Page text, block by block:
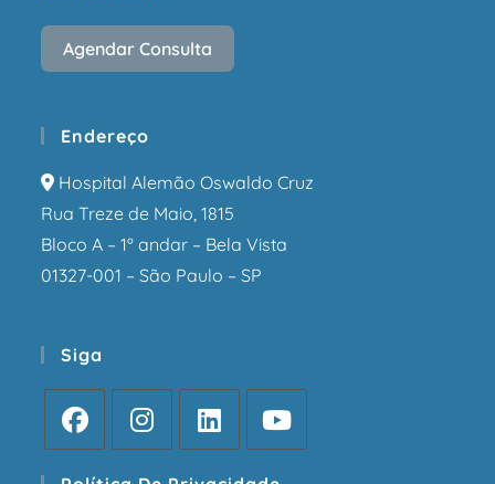
Agendar Consulta
Endereço
Hospital Alemão Oswaldo Cruz
Rua Treze de Maio, 1815
Bloco A – 1º andar – Bela Vista
01327-001 – São Paulo – SP
Siga